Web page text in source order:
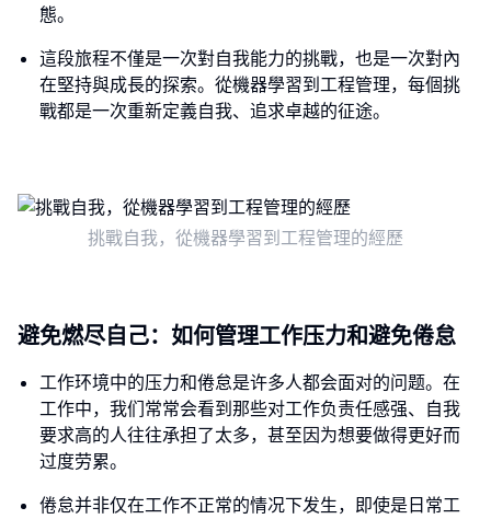
態。
這段旅程不僅是一次對自我能力的挑戰，也是一次對內
在堅持與成長的探索。從機器學習到工程管理，每個挑
戰都是一次重新定義自我、追求卓越的征途。
挑戰自我，從機器學習到工程管理的經歷
避免燃尽自己：如何管理工作压力和避免倦怠
工作环境中的压力和倦怠是许多人都会面对的问题。在
工作中，我们常常会看到那些对工作负责任感强、自我
要求高的人往往承担了太多，甚至因为想要做得更好而
过度劳累。
倦怠并非仅在工作不正常的情况下发生，即使是日常工